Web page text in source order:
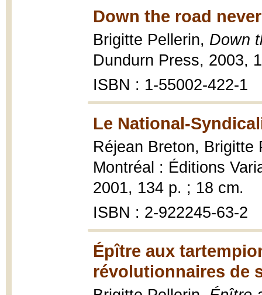
Down the road
Brigitte Pellerin, Down
Dundurn Press, 2003,
ISBN : 1-55002-422-1
Le National-
Réjean Breton, Brigitte
Montréal : Éditions
2001, 134 p. ; 18 cm.
ISBN : 2-922245-63-2
Épître aux
révolutionnaires de